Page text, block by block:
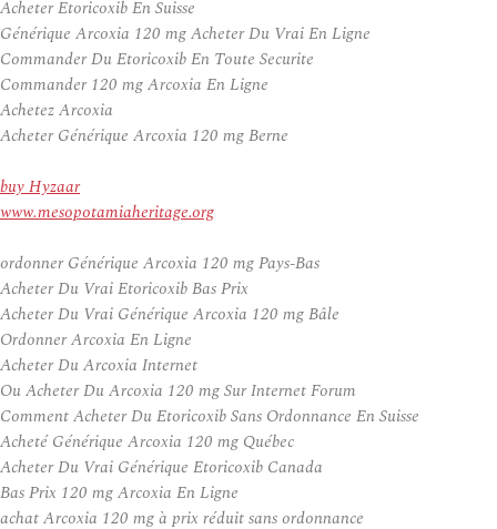
Acheter Etoricoxib En Suisse
Générique Arcoxia 120 mg Acheter Du Vrai En Ligne
Commander Du Etoricoxib En Toute Securite
Commander 120 mg Arcoxia En Ligne
Achetez Arcoxia
Acheter Générique Arcoxia 120 mg Berne
buy Hyzaar
www.mesopotamiaheritage.org
ordonner Générique Arcoxia 120 mg Pays-Bas
Acheter Du Vrai Etoricoxib Bas Prix
Acheter Du Vrai Générique Arcoxia 120 mg Bâle
Ordonner Arcoxia En Ligne
Acheter Du Arcoxia Internet
Ou Acheter Du Arcoxia 120 mg Sur Internet Forum
Comment Acheter Du Etoricoxib Sans Ordonnance En Suisse
Acheté Générique Arcoxia 120 mg Québec
Acheter Du Vrai Générique Etoricoxib Canada
Bas Prix 120 mg Arcoxia En Ligne
achat Arcoxia 120 mg à prix réduit sans ordonnance